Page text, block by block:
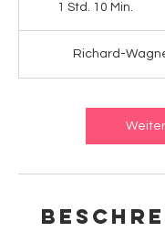
1 Std. 10 Min.
d
1
M
i
n
Richard-
Weiter